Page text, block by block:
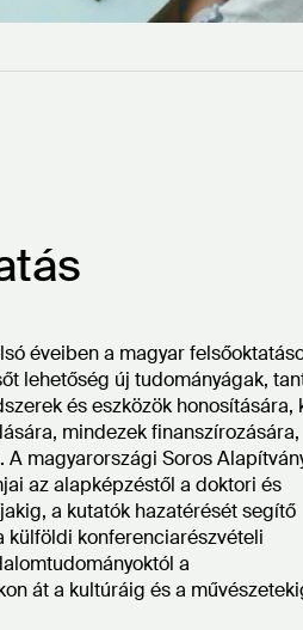
éveiben a magyar
lehetőség új tudományágak,
és eszközök honosítására,
mindezek finanszírozására,
A magyarországi Soros
az alapképzéstől a doktori és
a kutatók hazatérését segítő
külföldi konferenciarészvételi
a
át a kultúráig és a